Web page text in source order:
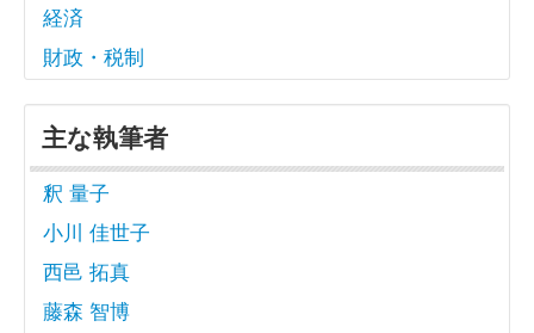
経済
財政・税制
主な執筆者
釈 量子
小川 佳世子
西邑 拓真
藤森 智博